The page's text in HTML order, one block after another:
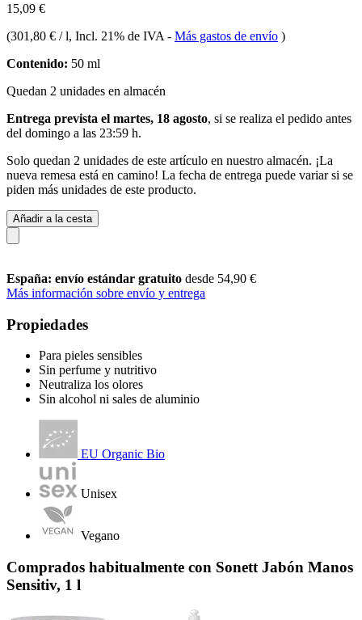
15,09 €
(301,80 € / l, Incl. 21% de IVA - Más gastos de envío )
Contenido: 50 ml
Quedan 2 unidades en almacén
Entrega prevista el martes, 18 agosto, si se realiza el pedido antes
del domingo a las 23:59 h.
Solo quedan 2 unidades de este artículo en nuestro almacén. ¡La
nueva remesa está en camino! La fecha de entrega puede variar si se
piden más unidades de este producto.
Añadir a la cesta
España: envío estándar gratuito desde 54,90 €
Más información sobre envío y entrega
Propiedades
Para pieles sensibles
Sin perfume y nutritivo
Neutraliza los olores
Sin alcohol ni sales de aluminio
EU Organic Bio
Unisex
Vegano
Comprados habitualmente con Sonett Jabón Manos
Sensitiv, 1 l